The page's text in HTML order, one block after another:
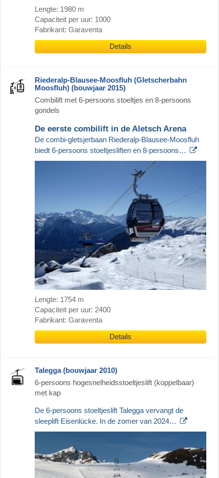
Lengte: 1980 m
Capaciteit per uur: 1000
Fabrikant: Garaventa
Details
Riederalp-Blausee-Moosfluh (Gletscherbahn
Moosfluh) (bouwjaar 2015)
Combilift met 6-persoons stoeltjes en 8-persoons
gondels
De eerste combilift in de Aletsch Arena
De combi-gletsjerbaan Riederalp-Blausee-Moosfluh
biedt 6-persoons stoeltjesliften en 8-persoons…
Lengte: 1754 m
Capaciteit per uur: 2400
Fabrikant: Garaventa
Details
Talegga (bouwjaar 2010)
6-persoons hogesnelheidsstoeltjeslift (koppelbaar)
met kap
De 6-persoons stoeltjeslift Talegga vervangt de
sleeplift Eisenlücke. In de zomer van 2024…